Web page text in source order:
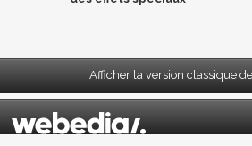
Afficher la version classique